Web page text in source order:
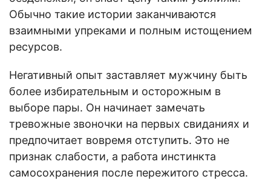
Обычно такие истории заканчиваются
взаимными упреками и полным истощением
ресурсов.
Негативный опыт заставляет мужчину быть
более избирательным и осторожным в
выборе пары. Он начинает замечать
тревожные звоночки на первых свиданиях и
предпочитает вовремя отступить. Это не
признак слабости, а работа инстинкта
самосохранения после пережитого стресса.